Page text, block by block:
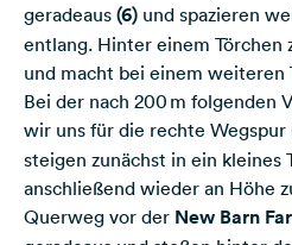
geradeaus (6) und spazieren
entlang. Hinter einem Törchen
und macht bei einem weiteren
Bei der nach 200 m folgenden
wir uns für die rechte Wegspur
steigen zunächst in ein kleines
anschließend wieder an Höhe
Querweg vor der New Barn